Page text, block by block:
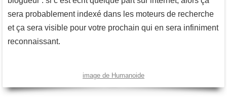
sera probablement indexé dans les moteurs de recherche
et ça sera visible pour votre prochain qui en sera infiniment
reconnaissant.
image de Humanoide